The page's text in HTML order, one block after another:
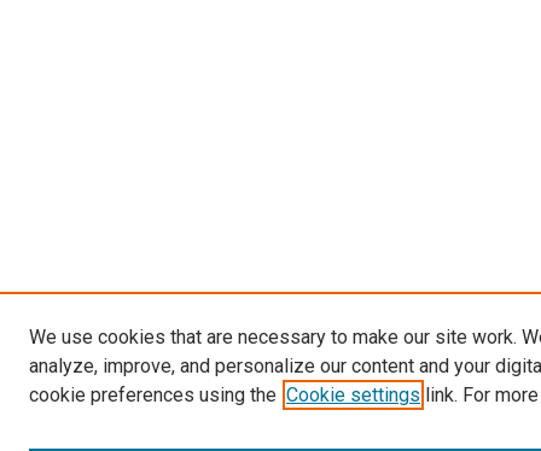
We use cookies that are necessary to make our site work.
analyze, improve, and personalize our content and your
cookie preferences using the Cookie settings link. For